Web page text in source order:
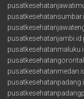
pusatkesehatanjambi.id